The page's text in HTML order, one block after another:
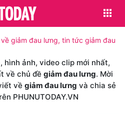
giảm đau lưng, tin tức giảm đau
ảnh, video clip mới nhất,
về chủ đề giảm đau lưng. Mời
về giảm đau lưng và chia sẻ
PHUNUTODAY.VN